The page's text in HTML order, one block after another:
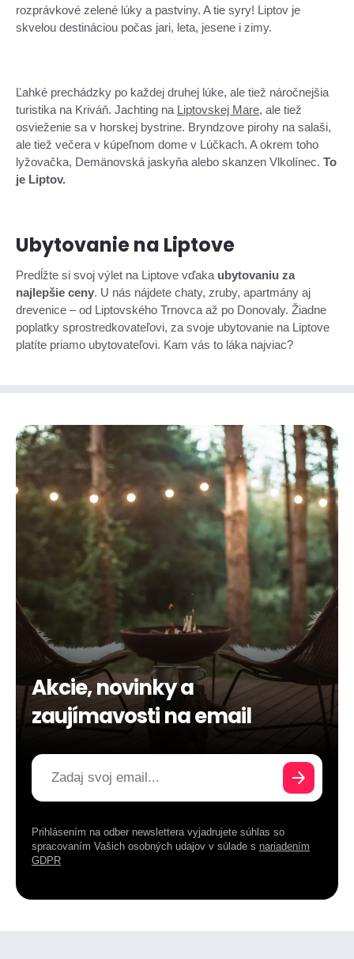
rozprávkové zelené lúky a pastviny. A tie syry! Liptov je
skvelou destináciou počas jari, leta, jesene i zimy.
Ľahké prechádzky po každej druhej lúke, ale tiež náročnejšia
turistika na Kriváň. Jachting na Liptovskej Mare, ale tiež
osvieženie sa v horskej bystrine. Bryndzove pirohy na salaši,
ale tiež večera v kúpeľnom dome v Lúčkach. A okrem toho
lyžovačka, Demänovská jaskyňa alebo skanzen Vlkolínec. To
je Liptov.
Ubytovanie na Liptove
Predĺžte si svoj výlet na Liptove vďaka ubytovaniu za
najlepšie ceny. U nás nájdete chaty, zruby, apartmány aj
drevenice – od Liptovského Trnovca až po Donovaly. Žiadne
poplatky sprostredkovateľovi, za svoje ubytovanie na Liptove
platíte priamo ubytovateľovi. Kam vás to láka najviac?
Akcie, novinky a
zaujímavosti na email
Prihlásením na odber newslettera vyjadrujete súhlas so
spracovaním Vašich osobných udajov v súlade s nariadením
GDPR